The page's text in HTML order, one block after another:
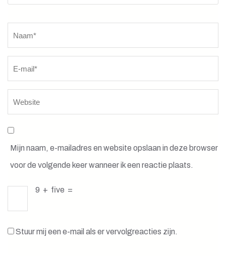
Mijn naam, e-mailadres en website opslaan in deze browser
voor de volgende keer wanneer ik een reactie plaats.
9 + five =
Stuur mij een e-mail als er vervolgreacties zijn.